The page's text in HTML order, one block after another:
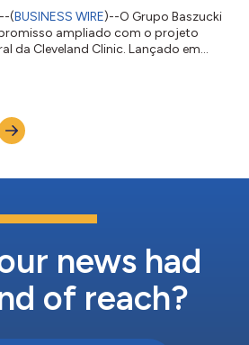
(BUSINESS WIRE)--O Grupo Baszucki
ampliado com o projeto
da Cleveland Clinic. Lançado em
para prevenir e, em última
neurológicas. O compromisso do
doação total para o es...
news had
of reach?